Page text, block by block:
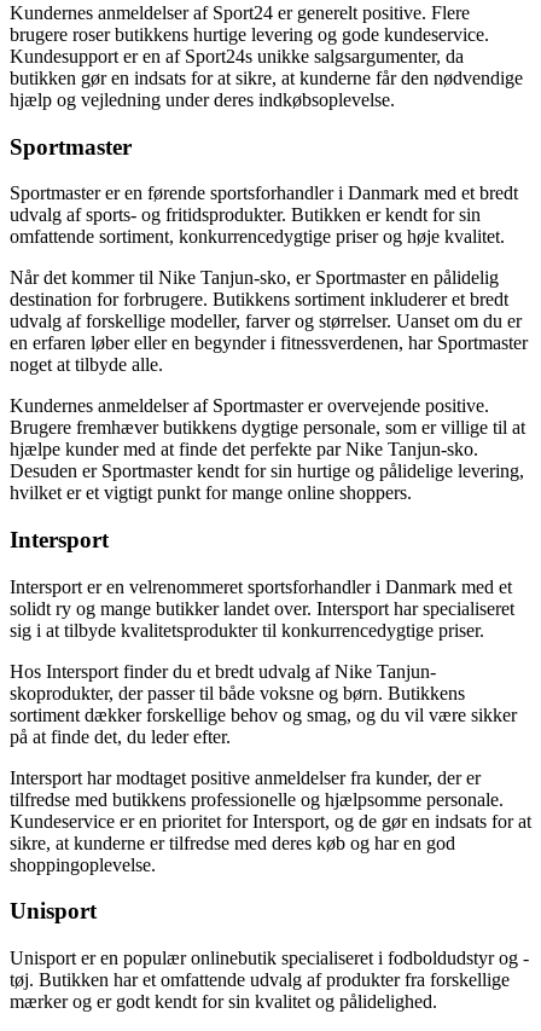
Kundernes anmeldelser af Sport24 er generelt positive. Flere
brugere roser butikkens hurtige levering og gode kundeservice.
Kundesupport er en af ​​Sport24s unikke salgsargumenter, da
butikken gør en indsats for at sikre, at kunderne får den nødvendige
hjælp og vejledning under deres indkøbsoplevelse.
Sportmaster
Sportmaster er en førende sportsforhandler i Danmark med et bredt
udvalg af sports- og fritidsprodukter. Butikken er kendt for sin
omfattende sortiment, konkurrencedygtige priser og høje kvalitet.
Når det kommer til Nike Tanjun-sko, er Sportmaster en pålidelig
destination for forbrugere. Butikkens sortiment inkluderer et bredt
udvalg af forskellige modeller, farver og størrelser. Uanset om du er
en erfaren løber eller en begynder i fitnessverdenen, har Sportmaster
noget at tilbyde alle.
Kundernes anmeldelser af Sportmaster er overvejende positive.
Brugere fremhæver butikkens dygtige personale, som er villige til at
hjælpe kunder med at finde det perfekte par Nike Tanjun-sko.
Desuden er Sportmaster kendt for sin hurtige og pålidelige levering,
hvilket er et vigtigt punkt for mange online shoppers.
Intersport
Intersport er en velrenommeret sportsforhandler i Danmark med et
solidt ry og mange butikker landet over. Intersport har specialiseret
sig i at tilbyde kvalitetsprodukter til konkurrencedygtige priser.
Hos Intersport finder du et bredt udvalg af Nike Tanjun-
skoprodukter, der passer til både voksne og børn. Butikkens
sortiment dækker forskellige behov og smag, og du vil være sikker
på at finde det, du leder efter.
Intersport har modtaget positive anmeldelser fra kunder, der er
tilfredse med butikkens professionelle og hjælpsomme personale.
Kundeservice er en prioritet for Intersport, og de gør en indsats for at
sikre, at kunderne er tilfredse med deres køb og har en god
shoppingoplevelse.
Unisport
Unisport er en populær onlinebutik specialiseret i fodboldudstyr og -
tøj. Butikken har et omfattende udvalg af produkter fra forskellige
mærker og er godt kendt for sin kvalitet og pålidelighed.